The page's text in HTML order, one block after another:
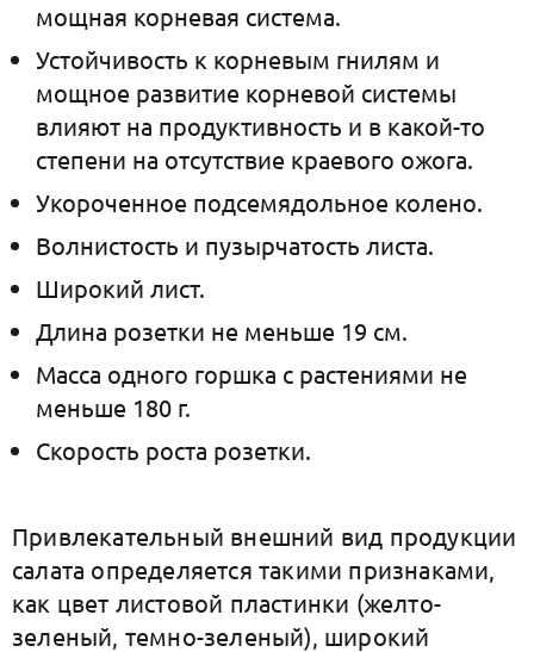
мощная корневая система.
Устойчивость к корневым гнилям и
мощное развитие корневой системы
влияют на продуктивность и в какой-то
степени на отсутствие краевого ожога.
Укороченное подсемядольное колено.
Волнистость и пузырчатость листа.
Широкий лист.
Длина розетки не меньше 19 см.
Масса одного горшка с растениями не
меньше 180 г.
Скорость роста розетки.
Привлекательный внешний вид продукции
салата определяется такими признаками,
как цвет листовой пластинки (желто-
зеленый, темно-зеленый), широкий